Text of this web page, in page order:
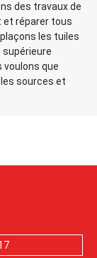
des travaux de
et réparer tous
les tuiles
que
sources et